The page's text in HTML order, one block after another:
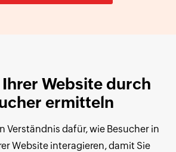
Website durch
ermitteln
Verständnis dafür, wie Besucher in
Website interagieren, damit Sie